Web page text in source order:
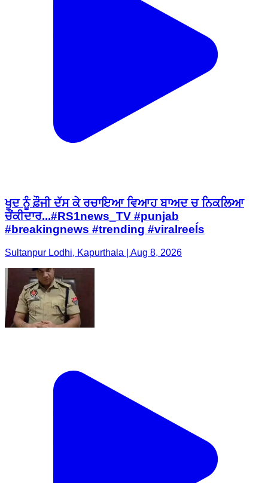
ਖੁਦ ਨੂੰ ਫ਼ੌਜੀ ਦੱਸ ਕੇ ਰਚਾਇਆ ਵਿਆਹ ਬਾਅਦ ਚ ਨਿਕਲਿਆ
ਚੌਂਕੀਦਾਰ...#RS1news_TV #punjab
#breakingnews #trending #viralreeĺs
Sultanpur Lodhi, Kapurthala | Aug 8, 2026